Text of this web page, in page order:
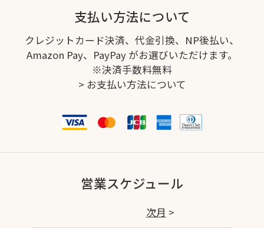
支払い方法について
クレジットカード決済、代金引換、NP後払い、
Amazon Pay、PayPay がお選びいただけます。
※決済手数料無料
> お支払い方法について
営業スケジュール
次月